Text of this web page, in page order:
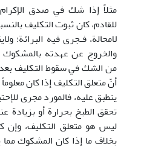
مثلاً إذا شك في صدق الإكرام
للقادم، کان ثبوت التكليف
لامحالة، فـجری فيه البرائة؛
والخروج عن عهدته بالمشكوك
من الشك في سقوط التكليف
أنّ متعلق التكليف إذا كان
ينطبق عليه، فالمورد مجری
تحقق الطبخ بحرارة أو بزيادة
ليس هو متعلق التكليف، وإن
بخلاف ما إذا كان المشكوك